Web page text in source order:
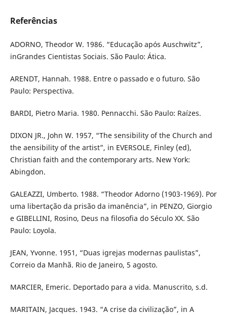
Referências
ADORNO, Theodor W. 1986. “Educação após Auschwitz”,
inGrandes Cientistas Sociais. São Paulo: Ática.
ARENDT, Hannah. 1988. Entre o passado e o futuro. São
Paulo: Perspectiva.
BARDI, Pietro Maria. 1980. Pennacchi. São Paulo: Raízes.
DIXON JR., John W. 1957, “The sensibility of the Church and
the aensibility of the artist”, in EVERSOLE, Finley (ed),
Christian faith and the contemporary arts. New York:
Abingdon.
GALEAZZI, Umberto. 1988. “Theodor Adorno (1903-1969). Por
uma libertação da prisão da imanência”, in PENZO, Giorgio
e GIBELLINI, Rosino, Deus na filosofia do Século XX. São
Paulo: Loyola.
JEAN, Yvonne. 1951, “Duas igrejas modernas paulistas”,
Correio da Manhã. Rio de Janeiro, 5 agosto.
MARCIER, Emeric. Deportado para a vida. Manuscrito, s.d.
MARITAIN, Jacques. 1943. “A crise da civilização”, in A